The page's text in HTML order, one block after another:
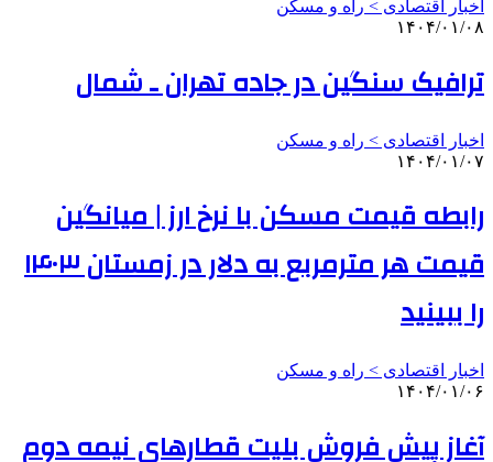
اخبار اقتصادی > راه و مسکن
۱۴۰۴/۰۱/۰۸
ترافیک سنگین در جاده تهران ـ شمال
اخبار اقتصادی > راه و مسکن
۱۴۰۴/۰۱/۰۷
رابطه قیمت مسکن با نرخ ارز | میانگین
قیمت هر مترمربع به دلار در زمستان ۱۴۰۳
را ببینید
اخبار اقتصادی > راه و مسکن
۱۴۰۴/۰۱/۰۶
آغاز پیش فروش بلیت قطارهای نیمه دوم